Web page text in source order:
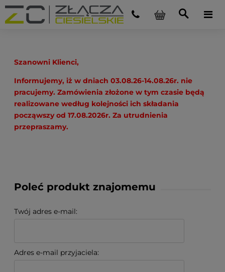
Szanowni Klienci,
Informujemy, iż w dniach 03.08.26-14.08.26r. nie
pracujemy. Zamówienia złożone w tym czasie będą
realizowane według kolejności ich składania
począwszy od 17.08.2026r. Za utrudnienia
przepraszamy.
Poleć produkt znajomemu
Twój adres e-mail:
Adres e-mail przyjaciela: